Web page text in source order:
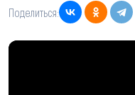
Поделиться: